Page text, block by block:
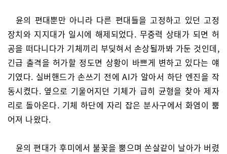
윤의 편대뿐만 아니라 다른 편대들을 고정하고 있던 고정
장치와 지지대가 일시에 해제되었다. 무중력 상태가 되면 허
공을 떠다니다가 기체끼리 부딪혀서 손상될까봐 가둔 것인데,
긴급 출격을 허가할 정도면 상황이 바쁘게 변하고 있다는 얘
기였다. 실버핸드가 손쓰기 전에 AI가 알아서 하단 엔진을 작
동시켰다. 옆으로 기울어지던 기체가 급히 균형을 찾아 제자
리로 돌아온다. 기체 하단에 자리 잡은 분사구에서 화염이 뿜
어져 나왔다.
윤의 편대가 후미에서 불꽃을 뿜으며 쏜살같이 날아가 버렸